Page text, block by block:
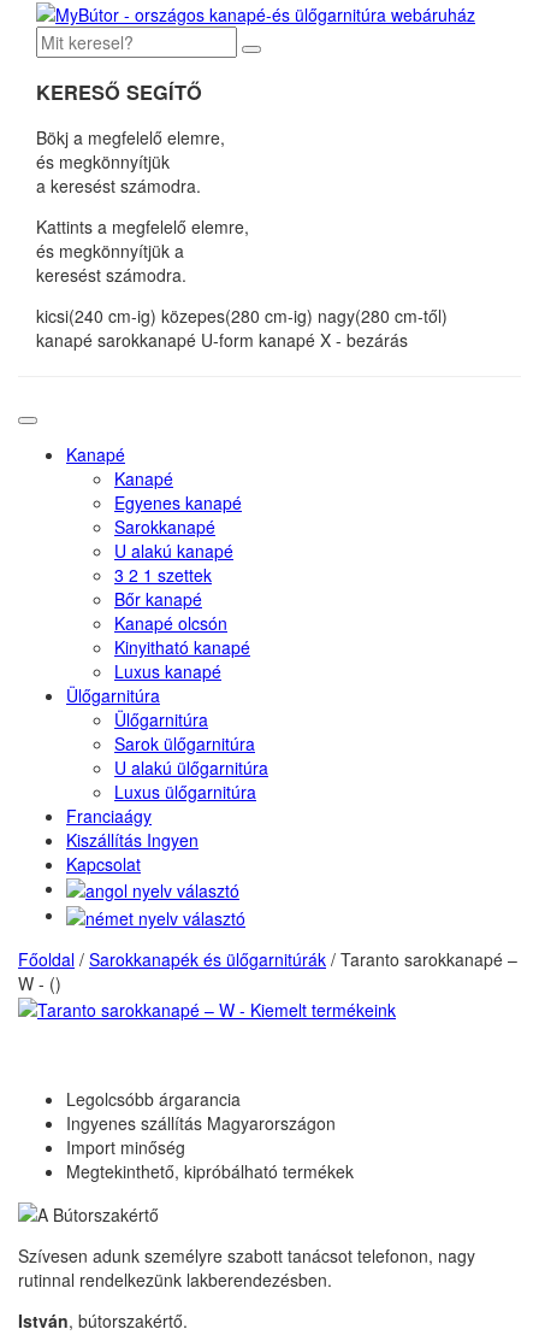
KERESŐ SEGÍTŐ
Bökj a megfelelő elemre,
és megkönnyítjük
a keresést számodra.
Kattints a megfelelő elemre,
és megkönnyítjük a
keresést számodra.
kicsi(240 cm-ig) közepes(280 cm-ig) nagy(280 cm-től)
kanapé sarokkanapé U-form kanapé X - bezárás
Kanapé
Kanapé
Egyenes kanapé
Sarokkanapé
U alakú kanapé
3 2 1 szettek
Bőr kanapé
Kanapé olcsón
Kinyitható kanapé
Luxus kanapé
Ülőgarnitúra
Ülőgarnitúra
Sarok ülőgarnitúra
U alakú ülőgarnitúra
Luxus ülőgarnitúra
Franciaágy
Kiszállítás Ingyen
Kapcsolat
Főoldal / Sarokkanapék és ülőgarnitúrák / Taranto sarokkanapé –
W - ()
Legolcsóbb árgarancia
Ingyenes szállítás Magyarországon
Import minőség
Megtekinthető, kipróbálható termékek
Szívesen adunk személyre szabott tanácsot telefonon, nagy
rutinnal rendelkezünk lakberendezésben.
István, bútorszakértő.